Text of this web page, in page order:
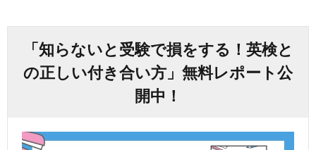
「知らないと受験で損をする！英検と
の正しい付き合い方」無料レポート公
開中！